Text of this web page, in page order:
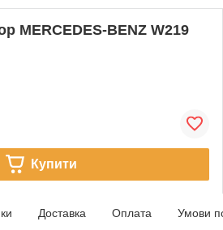
MERCEDES-BENZ W219
Купити
Доставка Оплата Умови